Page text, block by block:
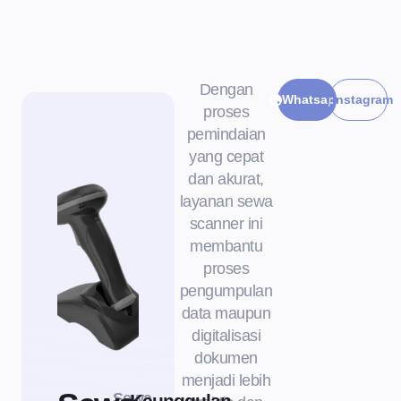
Dengan
proses
pemindaian
yang cepat
dan akurat,
layanan sewa
scanner ini
membantu
proses
pengumpulan
data maupun
digitalisasi
dokumen
menjadi lebih
WhatsappInstagram